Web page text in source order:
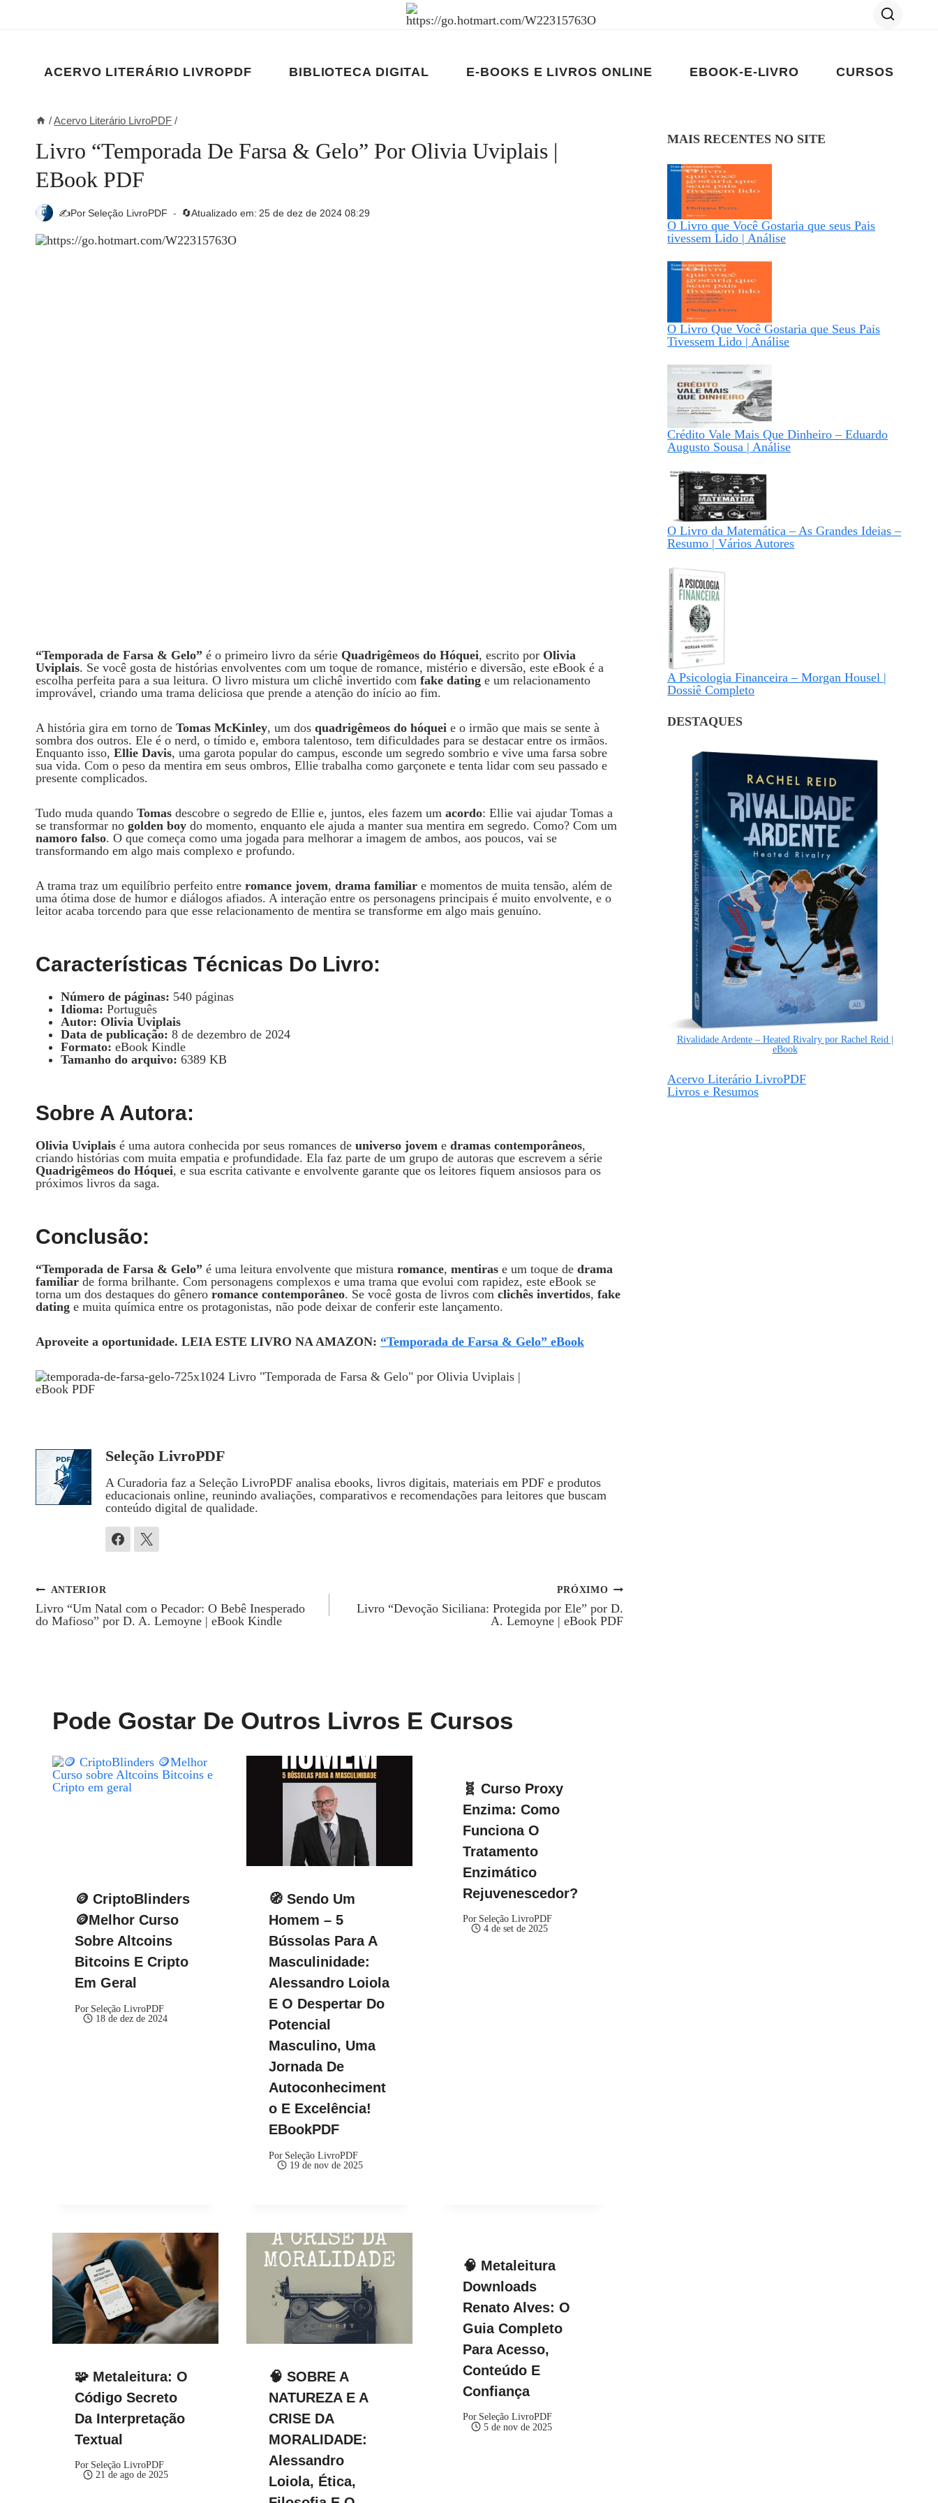
ACERVO LITERÁRIO LIVROPDF BIBLIOTECA DIGITAL E-BOOKS E LIVROS ONLINE EBOOK-E-LIVRO CURSOS
/Acervo Literário LivroPDF /
Livro “Temporada De Farsa & Gelo” Por Olivia Uviplais |
EBook PDF
✍️PorSeleção LivroPDF 🔄Atualizado em: 25 de dez de 2024 08:29
“Temporada de Farsa & Gelo” é o primeiro livro da série Quadrigêmeos do Hóquei, escrito por Olivia
Uviplais. Se você gosta de histórias envolventes com um toque de romance, mistério e diversão, este eBook é a
escolha perfeita para a sua leitura. O livro mistura um clichê invertido com fake dating e um relacionamento
improvável, criando uma trama deliciosa que prende a atenção do início ao fim.
A história gira em torno de Tomas McKinley, um dos quadrigêmeos do hóquei e o irmão que mais se sente à
sombra dos outros. Ele é o nerd, o tímido e, embora talentoso, tem dificuldades para se destacar entre os irmãos.
Enquanto isso, Ellie Davis, uma garota popular do campus, esconde um segredo sombrio e vive uma farsa sobre
sua vida. Com o peso da mentira em seus ombros, Ellie trabalha como garçonete e tenta lidar com seu passado e
presente complicados.
Tudo muda quando Tomas descobre o segredo de Ellie e, juntos, eles fazem um acordo: Ellie vai ajudar Tomas a
se transformar no golden boy do momento, enquanto ele ajuda a manter sua mentira em segredo. Como? Com um
namoro falso. O que começa como uma jogada para melhorar a imagem de ambos, aos poucos, vai se
transformando em algo mais complexo e profundo.
A trama traz um equilíbrio perfeito entre romance jovem, drama familiar e momentos de muita tensão, além de
uma ótima dose de humor e diálogos afiados. A interação entre os personagens principais é muito envolvente, e o
leitor acaba torcendo para que esse relacionamento de mentira se transforme em algo mais genuíno.
Características Técnicas Do Livro:
Número de páginas: 540 páginas
Idioma: Português
Autor: Olivia Uviplais
Data de publicação: 8 de dezembro de 2024
Formato: eBook Kindle
Tamanho do arquivo: 6389 KB
Sobre A Autora:
Olivia Uviplais é uma autora conhecida por seus romances de universo jovem e dramas contemporâneos,
criando histórias com muita empatia e profundidade. Ela faz parte de um grupo de autoras que escrevem a série
Quadrigêmeos do Hóquei, e sua escrita cativante e envolvente garante que os leitores fiquem ansiosos para os
próximos livros da saga.
Conclusão:
“Temporada de Farsa & Gelo” é uma leitura envolvente que mistura romance, mentiras e um toque de drama
familiar de forma brilhante. Com personagens complexos e uma trama que evolui com rapidez, este eBook se
torna um dos destaques do gênero romance contemporâneo. Se você gosta de livros com clichês invertidos, fake
dating e muita química entre os protagonistas, não pode deixar de conferir este lançamento.
Aproveite a oportunidade. LEIA ESTE LIVRO NA AMAZON: “Temporada de Farsa & Gelo” eBook
Seleção LivroPDF
A Curadoria faz a Seleção LivroPDF analisa ebooks, livros digitais, materiais em PDF e produtos
educacionais online, reunindo avaliações, comparativos e recomendações para leitores que buscam
conteúdo digital de qualidade.
Navegação
ANTERIOR
Livro “Um Natal com o Pecador: O Bebê Inesperado
do Mafioso” por D. A. Lemoyne | eBook Kindle
PRÓXIMO
Livro “Devoção Siciliana: Protegida por Ele” por D.
A. Lemoyne | eBook PDF
Pode Gostar De Outros Livros E Cursos
🪙 CriptoBlinders
🪙Melhor Curso
Sobre Altcoins
Bitcoins E Cripto
Em Geral
Por Seleção LivroPDF
18 de dez de 2024
🧭 Sendo Um
Homem – 5
Bússolas Para A
Masculinidade:
Alessandro Loiola
E O Despertar Do
Potencial
Masculino, Uma
Jornada De
Autoconheciment
O E Excelência!
EBookPDF
Por Seleção LivroPDF
19 de nov de 2025
🧬 Curso Proxy
Enzima: Como
Funciona O
Tratamento
Enzimático
Rejuvenescedor?
Por Seleção LivroPDF
4 de set de 2025
🧩 Metaleitura: O
Código Secreto
Da Interpretação
Textual
Por Seleção LivroPDF
21 de ago de 2025
🧠 SOBRE A
NATUREZA E A
CRISE DA
MORALIDADE:
Alessandro
Loiola, Ética,
🧠 Metaleitura
Downloads
Renato Alves: O
Guia Completo
Para Acesso,
Conteúdo E
Confiança
Por Seleção LivroPDF
5 de nov de 2025
MAIS RECENTES NO SITE
O Livro que Você Gostaria que seus Pais
tivessem Lido | Análise
O Livro Que Você Gostaria que Seus Pais
Tivessem Lido | Análise
Crédito Vale Mais Que Dinheiro – Eduardo
Augusto Sousa | Análise
O Livro da Matemática – As Grandes Ideias –
Resumo | Vários Autores
A Psicologia Financeira – Morgan Housel |
Dossiê Completo
DESTAQUES
Rivalidade Ardente – Heated Rivalry por Rachel Reid |
eBook
Acervo Literário LivroPDF
Livros e Resumos